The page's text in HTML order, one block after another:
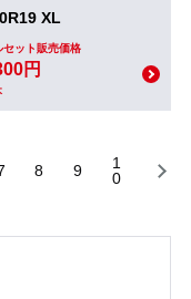
XL
セット販売価格
円
8 9
1
0